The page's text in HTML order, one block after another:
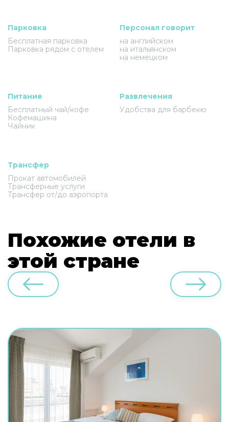
Парковка
Бесплатная парковка
Парковка рядом с отелем
Персонал говорит
на английском
на итальянском
на немецком
Питание
Бесплатный чай/кофе
Кофемашина
Чайник
Развлечения
Удобства для барбекю
Трансфер
Прокат автомобилей
Трансферные услуги
Трансфер от/до аэропорта
Похожие отели в
этой стране